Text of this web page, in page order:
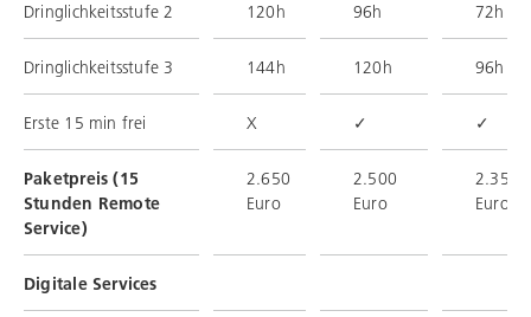
Dringlichkeitsstufe 2 120h 96h 72h
Dringlichkeitsstufe 3 144h 120h 96h
Erste 15 min frei X ✓ ✓
Paketpreis (15
Stunden Remote
Service)
2.650
Euro
2.500
Euro
2.350
Euro
Digitale Services